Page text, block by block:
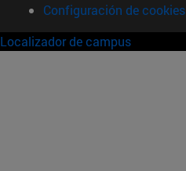
Configuración de cookies
Localizador de campus